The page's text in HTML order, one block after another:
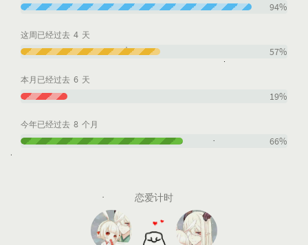
94%
这周已经过去 4 天
57%
本月已经过去 6 天
19%
今年已经过去 8 个月
66%
恋爱计时